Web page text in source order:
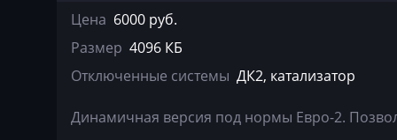
Alfa Romeo
Arbos
AshokLeyland
Bosch EDC17CP02
Bosch
Цена 6000 руб.
Размер 4096 КБ
Отключенные системы ДК2, катализатор
Динамичная версия под нормы Евро-2.